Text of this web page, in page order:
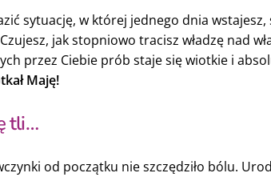
sytuację, w której jednego dnia wstajesz,
jak stopniowo tracisz władzę nad
przez Ciebie prób staje się wiotkie i
Maję!
tli…
od początku nie szczędziło bólu.